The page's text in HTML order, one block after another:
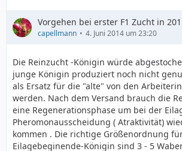
Vorgehen bei erster F1 Zucht in
capellmann 4. Juni 2014 um 23:20
Die Reinzucht -Königin würde
junge Königin produziert noch nicht
als Ersatz für die "alte" von den
werden. Nach dem Versand brauch die
eine Regenerationsphase um bei der
Pheromonausscheidung ( Atraktivität)
kommen . Die richtige Größenordnung
Eilagebeginende-Königin sind 3 - 5